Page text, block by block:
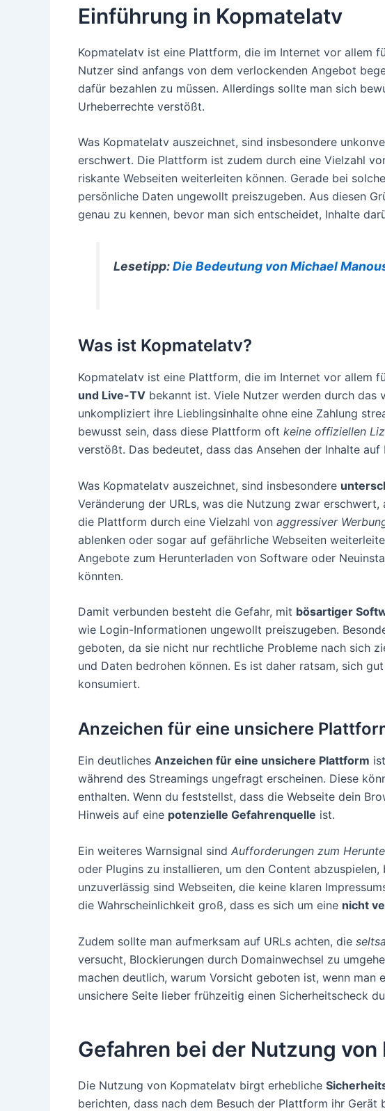
Einführung in Kopmatelatv
Kopmatelatv ist eine Plattform, die im Internet vor allem
Nutzer sind anfangs von dem verlockenden Angebot
dafür bezahlen zu müssen. Allerdings sollte man sich
Urheberrechte verstößt.
Was Kopmatelatv auszeichnet, sind insbesondere
erschwert. Die Plattform ist zudem durch eine Vielzahl
riskante Webseiten weiterleiten können. Gerade bei
persönliche Daten ungewollt preiszugeben. Aus diesen
genau zu kennen, bevor man sich entscheidet, Inhalte
Lesetipp:Die Bedeutung von Michael
Was ist Kopmatelatv?
Kopmatelatv ist eine Plattform, die im Internet vor allem
und Live-TV bekannt ist. Viele Nutzer werden durch das
unkompliziert ihre Lieblingsinhalte ohne eine Zahlung
bewusst sein, dass diese Plattform oft keine offiziellen
verstößt. Das bedeutet, dass das Ansehen der Inhalte
Was Kopmatelatv auszeichnet, sind insbesondere
Veränderung der URLs, was die Nutzung zwar
die Plattform durch eine Vielzahl von aggressiver
ablenken oder sogar auf gefährliche Webseiten
Angebote zum Herunterladen von Software oder
könnten.
Damit verbunden besteht die Gefahr, mit bösartiger
wie Login-Informationen ungewollt preiszugeben.
geboten, da sie nicht nur rechtliche Probleme nach sich
und Daten bedrohen können. Es ist daher ratsam, sich
konsumiert.
Anzeichen für eine unsichere
Ein deutliches Anzeichen für eine unsichere Plattform
während des Streamings ungefragt erscheinen. Diese
enthalten. Wenn du feststellst, dass die Webseite dein
Hinweis auf eine potenzielle Gefahrenquelle ist.
Ein weiteres Warnsignal sind Aufforderungen zum
oder Plugins zu installieren, um den Content
unzuverlässig sind Webseiten, die keine klaren
die Wahrscheinlichkeit groß, dass es sich um eine nicht
Zudem sollte man aufmerksam auf URLs achten, die
versucht, Blockierungen durch Domainwechsel zu
machen deutlich, warum Vorsicht geboten ist, wenn
unsichere Seite lieber frühzeitig einen Sicherheitscheck
Gefahren bei der Nutzung
Die Nutzung von Kopmatelatv birgt erhebliche
berichten, dass nach dem Besuch der Plattform ihr